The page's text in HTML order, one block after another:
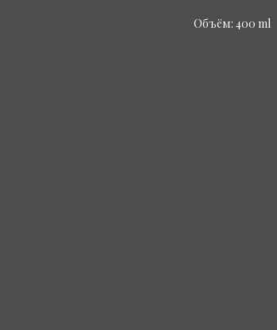
Объём: 400 ml